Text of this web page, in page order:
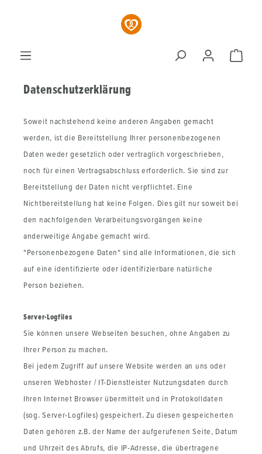
Datenschutzerklärung
Soweit nachstehend keine anderen Angaben gemacht
werden, ist die Bereitstellung Ihrer personenbezogenen
Daten weder gesetzlich oder vertraglich vorgeschrieben,
noch für einen Vertragsabschluss erforderlich. Sie sind zur
Bereitstellung der Daten nicht verpflichtet. Eine
Nichtbereitstellung hat keine Folgen. Dies gilt nur soweit bei
den nachfolgenden Verarbeitungsvorgängen keine
anderweitige Angabe gemacht wird.
"Personenbezogene Daten" sind alle Informationen, die sich
auf eine identifizierte oder identifizierbare natürliche
Person beziehen.
Server-Logfiles
Sie können unsere Webseiten besuchen, ohne Angaben zu
Ihrer Person zu machen.
Bei jedem Zugriff auf unsere Website werden an uns oder
unseren Webhoster / IT-Dienstleister Nutzungsdaten durch
Ihren Internet Browser übermittelt und in Protokolldaten
(sog. Server-Logfiles) gespeichert. Zu diesen gespeicherten
Daten gehören z.B. der Name der aufgerufenen Seite, Datum
und Uhrzeit des Abrufs, die IP-Adresse, die übertragene